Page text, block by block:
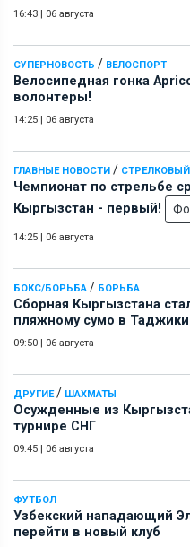
16:43 | 06 августа
СУПЕРНОВОСТЬ / ВЕЛОСПОРТ
Велосипедная гонка
волонтеры!
14:25 | 06 августа
ГЛАВНЫЕ НОВОСТИ /
Чемпионат по стрельбе
Кыргызстан - первый!
14:25 | 06 августа
БОКС/БОРЬБА / БОРЬБА
Сборная Кыргызстана
пляжному сумо в
09:50 | 06 августа
ДРУГИЕ/ ШАХМАТЫ
Осужденные из
турнире СНГ
09:45 | 06 августа
ФУТБОЛ
Узбекский нападающий
перейти в новый клуб